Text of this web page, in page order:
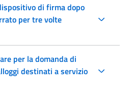
di firma dopo
per tre volte
per la domanda di
destinati a servizio